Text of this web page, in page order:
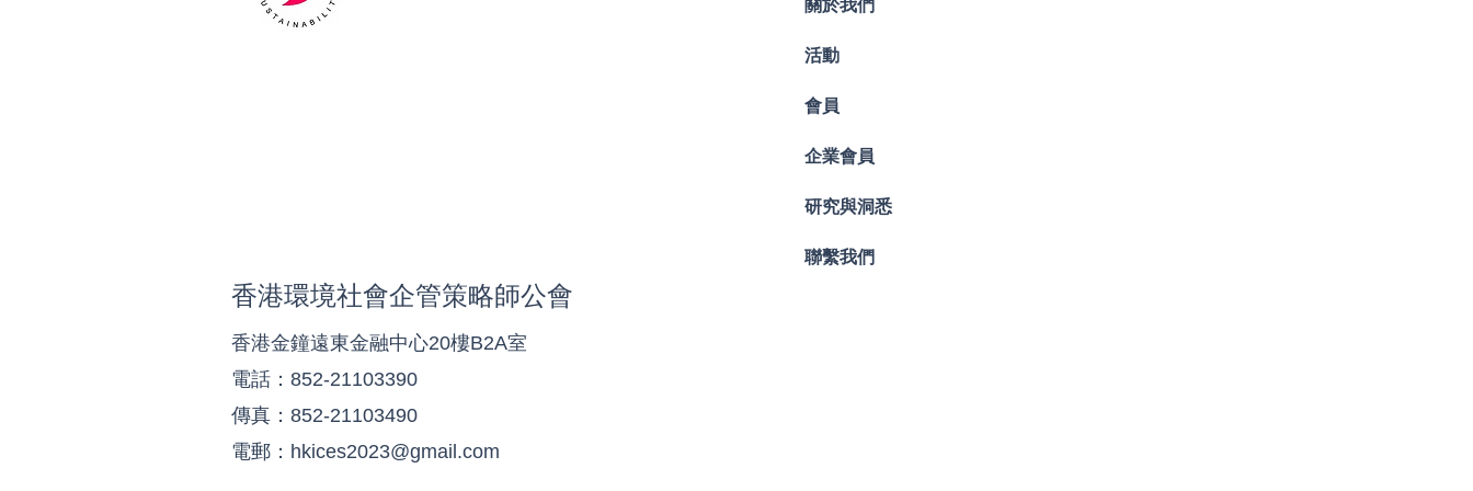
香港環境社會企管策略師公會
關於我們
活動
會員
企業會員
研究與洞悉
聯繫我們
香港金鐘遠東金融中心20樓B2A室
電話：852-21103390
傳真：852-21103490
​電郵： hkices2023@gmail.com